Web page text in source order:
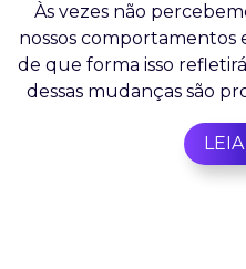
Às vezes não
nossos comportamentos
de que forma isso
dessas mudanças são